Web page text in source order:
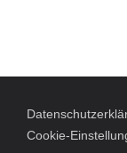
Cookie-